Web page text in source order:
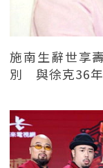
施南生辭世享
別 與徐克36年